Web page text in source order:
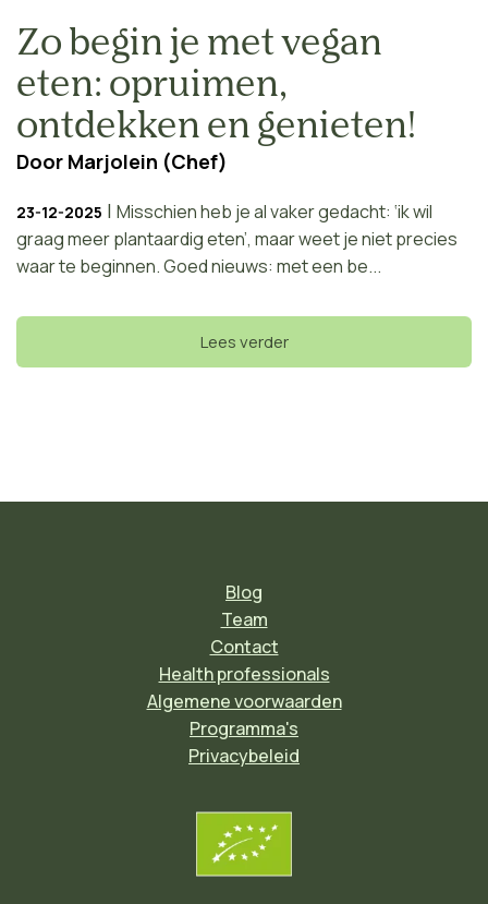
Zo begin je met vegan
eten: opruimen,
ontdekken en genieten!
Door Marjolein (Chef)
23-12-2025 | Misschien heb je al vaker gedacht: ‘ik wil
graag meer plantaardig eten’, maar weet je niet precies
waar te beginnen. Goed nieuws: met een be...
Lees verder
Blog
Team
Contact
Health professionals
Algemene voorwaarden
Programma's
Privacybeleid